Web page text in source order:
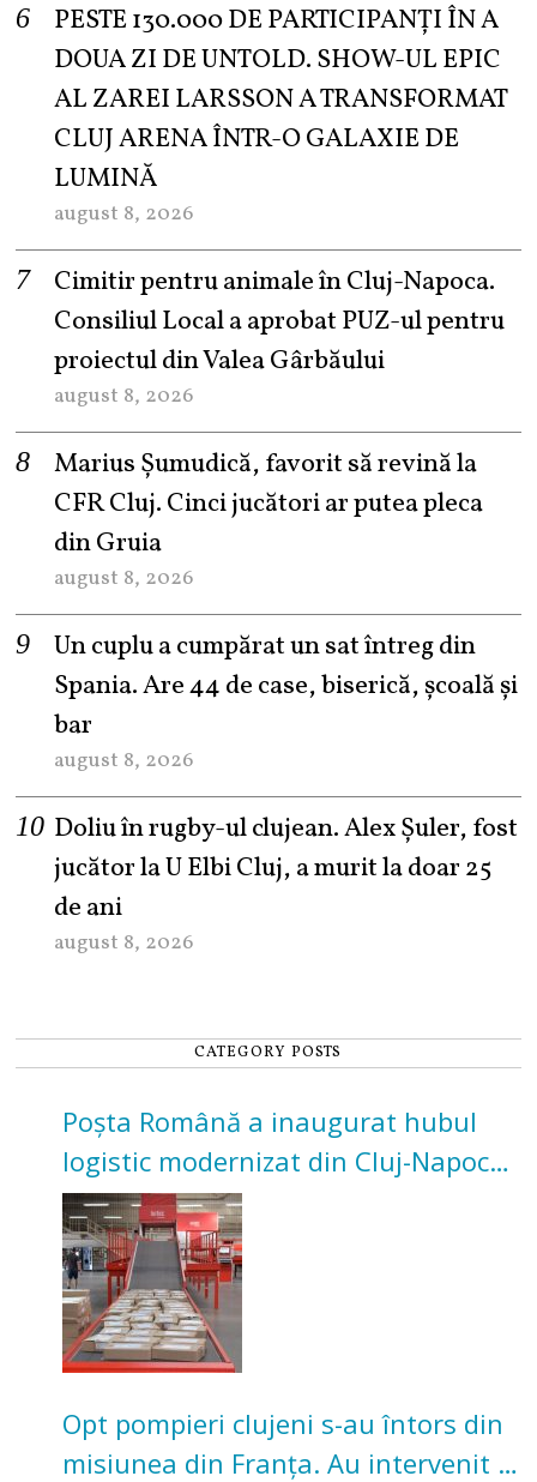
PESTE 130.000 DE PARTICIPANȚI ÎN A
DOUA ZI DE UNTOLD. SHOW-UL EPIC
AL ZAREI LARSSON A TRANSFORMAT
CLUJ ARENA ÎNTR-O GALAXIE DE
LUMINĂ
august 8, 2026
Cimitir pentru animale în Cluj-Napoca.
Consiliul Local a aprobat PUZ-ul pentru
proiectul din Valea Gârbăului
august 8, 2026
Marius Șumudică, favorit să revină la
CFR Cluj. Cinci jucători ar putea pleca
din Gruia
august 8, 2026
Un cuplu a cumpărat un sat întreg din
Spania. Are 44 de case, biserică, școală și
bar
august 8, 2026
Doliu în rugby-ul clujean. Alex Șuler, fost
jucător la U Elbi Cluj, a murit la doar 25
de ani
august 8, 2026
CATEGORY POSTS
Poșta Română a inaugurat hubul
logistic modernizat din Cluj-Napoca.
Investiție de 3 milioane de euro
Opt pompieri clujeni s-au întors din
misiunea din Franța. Au intervenit la